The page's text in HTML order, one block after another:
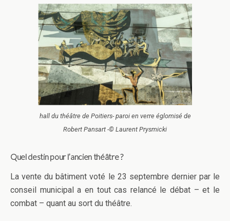
hall du théâtre de Poitiers- paroi en verre églomisé de
Robert Pansart -© Laurent Prysmicki
Quel destin pour l’ancien théâtre ?
La vente du bâtiment voté le 23 septembre dernier par le
conseil municipal a en tout cas relancé le débat – et le
combat – quant au sort du théâtre.